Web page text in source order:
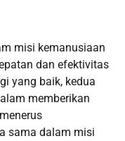
misi kemanusiaan
dan efektivitas
yang baik, kedua
memberikan
sama dalam misi